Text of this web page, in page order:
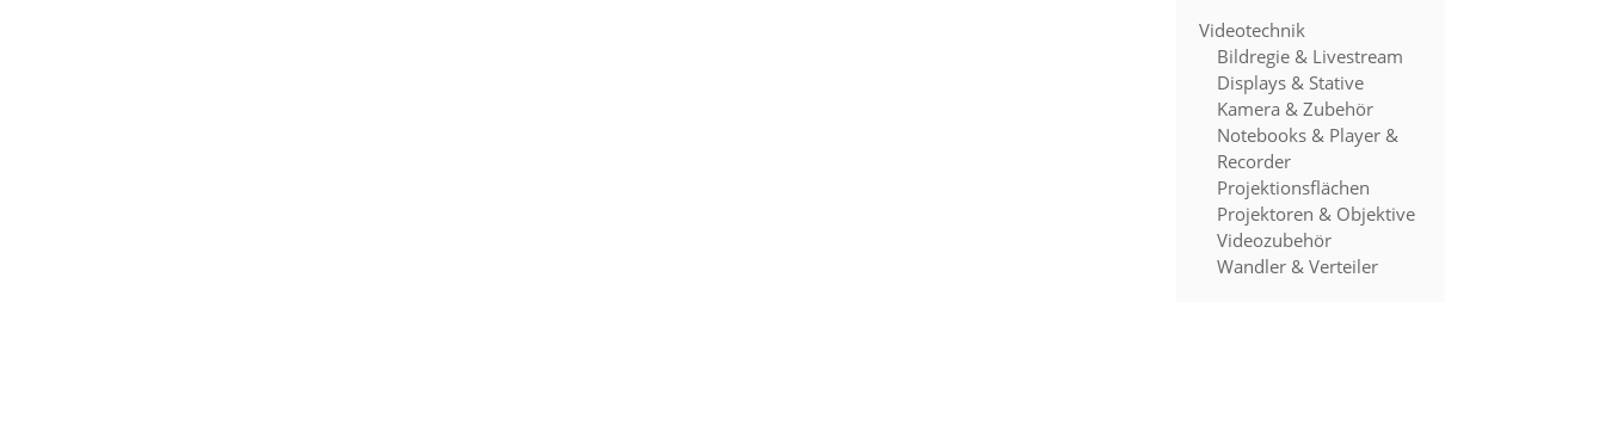
Videotechnik
Bildregie & Livestream
Displays & Stative
Kamera & Zubehör
Notebooks & Player &
Recorder
Projektionsflächen
Projektoren & Objektive
Videozubehör
Wandler & Verteiler